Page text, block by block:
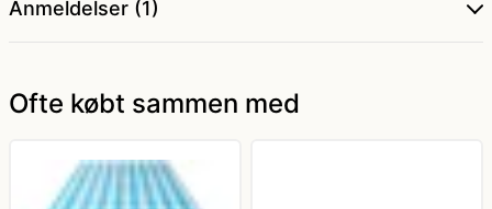
Tyroler kostume
Anmeldelser (1)
Ofte købt sammen med